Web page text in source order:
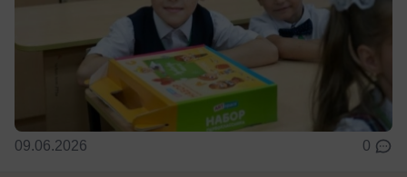
09.06.2026 0